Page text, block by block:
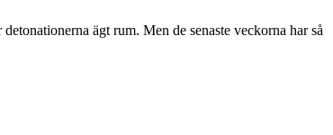
ägt rum. Men de senaste veckorna har så